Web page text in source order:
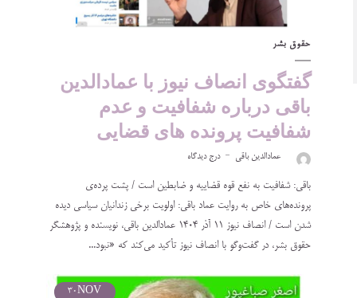
حقوق بشر
گفتگوی انصاف نیوز با عمادالدین
باقی درباره شفافیت و عدم
شفافیت پرونده های قضایی
عمادالدین باقی درج دیدگاه
باقی: شفافیت به نفع قوه قضاییه و ضابطین است / پشت پرده‌ی
پرونده‌های خاص به روایت عماد باقی: اولویت برخی زندانیان سیاسی دیده
شدن است / انصاف نیوز ۱۱ آذر ۱۴۰۴ عمادالدین باقی، نویسنده و پژوهشگر
حقوق بشر، در گفت‌وگو با انصاف نیوز تأکید می‌کند که «نبود...
NOV
30